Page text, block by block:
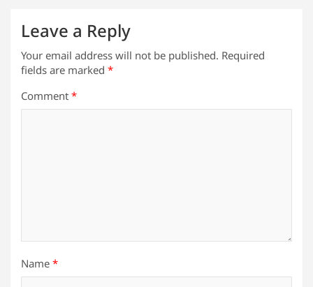
Leave a Reply
Your email address will not be published. Required
fields are marked *
Comment *
Name *